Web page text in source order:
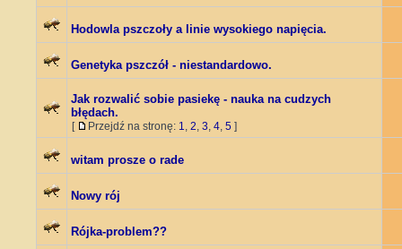
Hodowla pszczoły a linie wysokiego napięcia.
Genetyka pszczół - niestandardowo.
Jak rozwalić sobie pasiekę - nauka na cudzych
błędach.
[ Przejdź na stronę: 1, 2, 3, 4, 5 ]
witam prosze o rade
Nowy rój
Rójka-problem??